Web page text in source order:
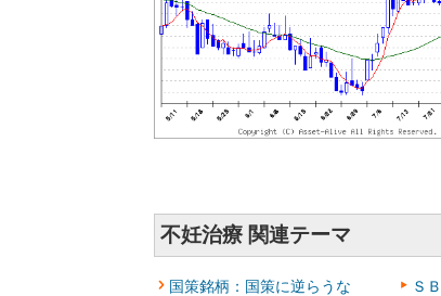
不妊治療 関連テーマ
国策銘柄：国策に逆らうな Ｓ